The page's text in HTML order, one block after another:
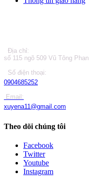
Địa chỉ:
số 115 ngõ 509 Vũ Tông Phan
Số điện thoại:
0904685252
Email:
xuyena11@gmail.com
Theo dõi chúng tôi
Facebook
Twitter
Youtube
Instagram